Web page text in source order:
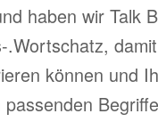
haben wir Talk
können und